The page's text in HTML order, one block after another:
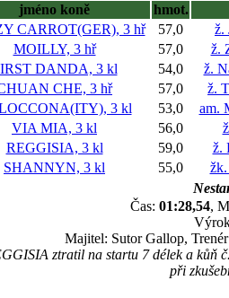
jméno koně
hmot.
CARROT(GER), 3 hř 57,0
ž.
MOILLY, 3 hř 57,0
ž.
DANDA, 3 kl 54,0
ž.
CHE, 3 hř 57,0
ž.
3 kl 53,0
am.
VIA MIA, 3 kl 56,0
REGGISIA, 3 kl 59,0
ž.
SHANNYN, 3 kl 55,0
Čas: 01:28,54,
Majitel: Sutor Gallop,
ztratil na startu 7 délek a kůň
při